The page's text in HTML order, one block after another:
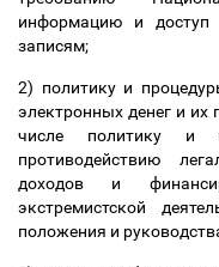
информацию и
записям;
2) политику и
электронных денег и их
числе политику и
противодействию
доходов и
экстремистской
положения и